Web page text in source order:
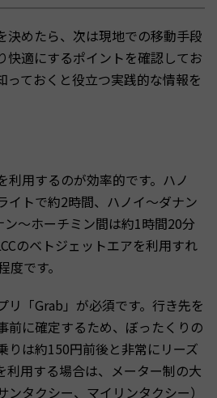
決めたら、次は現地での移動手段
快適にするポイントを確認してお
っておくと役立つ実践的な情報を
利用するのが効率的です。ハノ
イトで約2時間、ハノイ〜ダナン
〜ホーチミン間は約1時間20分
のベトジェットエアを利用すれ
です。
リ「Grab」が必須です。行き先を
前に確定するため、ぼったくりの
りは約150円前後と非常にリーズ
利用する場合は、メーター制の大
タクシー、マイリンタクシー）